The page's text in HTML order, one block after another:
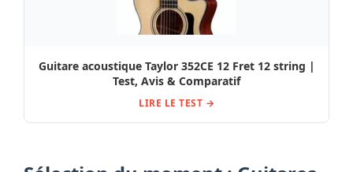
Guitare acoustique Taylor 352CE 12 Fret 12 string |
Test, Avis & Comparatif
LIRE LE TEST →